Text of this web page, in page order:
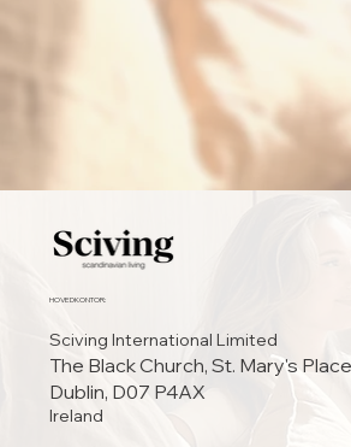
HOVEDKONTOR:
Sciving International Limited
The Black Church, St. Mary's Place
Dublin, D07 P4AX
Ireland